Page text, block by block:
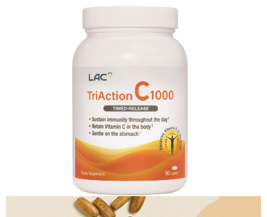
由本公司與您本人進行分期帳單所需資料之確認、核對及更正。
https://netprotections.freshdesk.com/support/home
１．透過由恩沛科技股份有限公司提供之「AFTEE先享後付」服務完成之交
易，需依本服務之必要範圍內提供個人資料，並將交易相關給付款項請求債
２．關於個人資料處理事宜，請瀏覽以下網址：
３．未成年的使用者請事先徵得法定代理人或監護人之同意方可使用
「AFTEE先享後付」，若未經同意申辦者引起之損失，本公司不負相關責
４．使用「AFTEE先享後付」時，將依據個別帳號之用戶狀況，依本公司即
時審查核予不同之上限額度；若仍有額度不足之情形，本公司將視審查結果
請求用戶進行身份認證。
５．嚴禁一人註冊多個帳號或使用他人資訊註冊。若發現惡意使用之情形，
恩沛科技股份有限公司將有權停止該用戶之使用額度並採取法律行動。
請自備購物袋，若需購買紙袋可現場詢問